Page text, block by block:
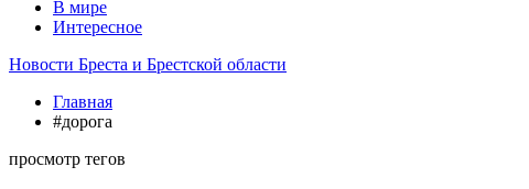
В мире
Интересное
Новости Бреста и Брестской области
Главная
#дорога
просмотр тегов